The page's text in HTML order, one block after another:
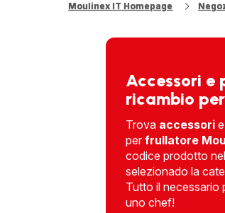
Moulinex IT Homepage
Accessori e
ricambio
Trova accessorie
per frullatore
codice prodotto
selezionado la
Tutto il necessario
uno chef!